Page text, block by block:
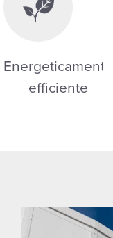
Energeticamente
efficiente